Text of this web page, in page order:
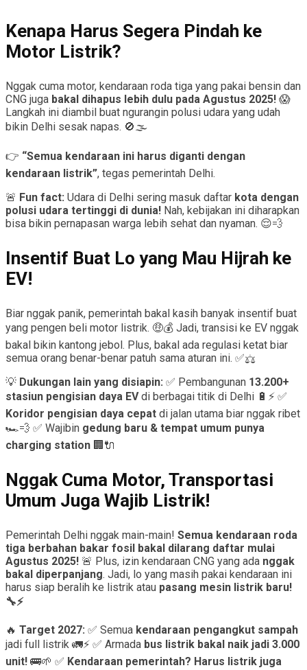
Kenapa Harus Segera Pindah ke
Motor Listrik?
Nggak cuma motor, kendaraan roda tiga yang pakai bensin dan
CNG juga bakal dihapus lebih dulu pada Agustus 2025! 😱
Langkah ini diambil buat ngurangin polusi udara yang udah
bikin Delhi sesak napas. 🚫🌫️
👉 “Semua kendaraan ini harus diganti dengan
kendaraan listrik”, tegas pemerintah Delhi.
🚨 Fun fact: Udara di Delhi sering masuk daftar kota dengan
polusi udara tertinggi di dunia! Nah, kebijakan ini diharapkan
bisa bikin pernapasan warga lebih sehat dan nyaman. 😌💨
Insentif Buat Lo yang Mau Hijrah ke
EV!
Biar nggak panik, pemerintah bakal kasih banyak insentif buat
yang pengen beli motor listrik. 🤑💰 Jadi, transisi ke EV nggak
bakal bikin kantong jebol. Plus, bakal ada regulasi ketat biar
semua orang benar-benar patuh sama aturan ini. ✅⚖️
💡 Dukungan lain yang disiapin: ✅ Pembangunan 13.200+
stasiun pengisian daya EVdi berbagai titik di Delhi 🔋⚡ ✅
Koridor pengisian daya cepat di jalan utama biar nggak ribet
🏎️💨 ✅ Wajibin gedung baru & tempat umum punya
charging station 🏢🔌
Nggak Cuma Motor, Transportasi
Umum Juga Wajib Listrik!
Pemerintah Delhi nggak main-main! Semua kendaraan roda
tiga berbahan bakar fosil bakal dilarang daftar mulai
Agustus 2025! 🚨 Plus, izin kendaraan CNG yang ada nggak
bakal diperpanjang. Jadi, lo yang masih pakai kendaraan ini
harus siap beralih ke listrik atau pasang mesin listrik baru!
🔧⚡
🔥 Target 2027: ✅ Semua kendaraan pengangkut sampah
jadi full listrik 🚛⚡ ✅ Armada bus listrik bakal naik jadi 3.000
unit! 🚌🌱 ✅ Kendaraan pemerintah? Harus listrik juga